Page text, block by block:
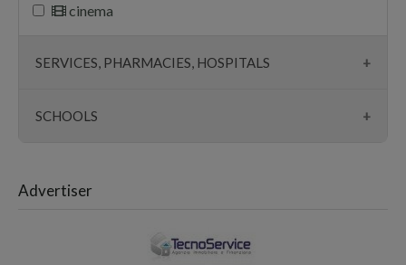
cinema
SERVICES, PHARMACIES, HOSPITALS
pharmacies
SCHOOLS
university
Advertiser